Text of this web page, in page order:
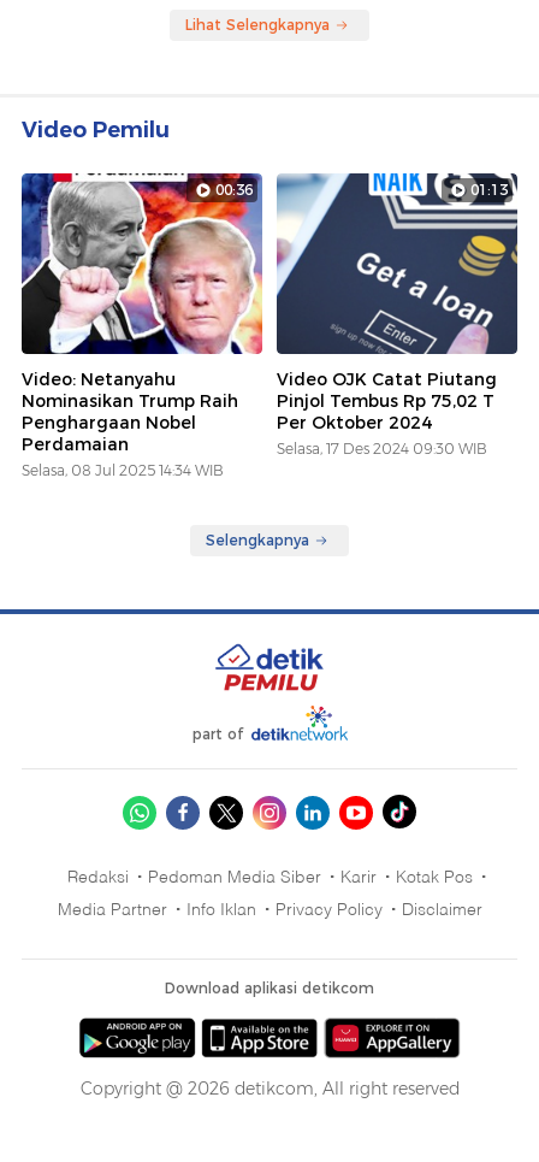
Lihat Selengkapnya
Video Pemilu
00:36
Video: Netanyahu
Nominasikan Trump Raih
Penghargaan Nobel
Perdamaian
Selasa, 08 Jul 2025 14:34 WIB
01:13
Video OJK Catat Piutang
Pinjol Tembus Rp 75,02 T
Per Oktober 2024
Selasa, 17 Des 2024 09:30 WIB
Selengkapnya
part of
Redaksi Pedoman Media Siber Karir
Kotak Pos
Media Partner
Info Iklan Privacy Policy Disclaimer
Download aplikasi detikcom
Copyright @ 2026 detikcom, All right reserved